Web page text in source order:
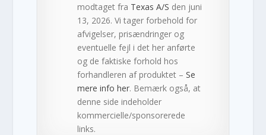
modtaget fra Texas A/S den juni
13, 2026. Vi tager forbehold for
afvigelser, prisændringer og
eventuelle fejl i det her anførte
og de faktiske forhold hos
forhandleren af produktet –Se
mere info her. Bemærk også, at
denne side indeholder
kommercielle/sponsorerede
links.